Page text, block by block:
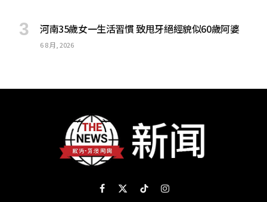
河南35歲女一生活習慣 致甩牙絕經貌似60歲阿婆
6 8 月, 2026
Facebook
X
TikTokInstagram